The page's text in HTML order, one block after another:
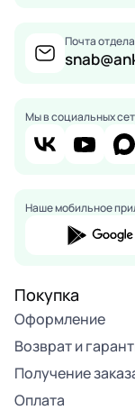
Почта
Мы в социальных
Наше мобильное
Покупка
Оформление
Возврат и
Получение
Оплата